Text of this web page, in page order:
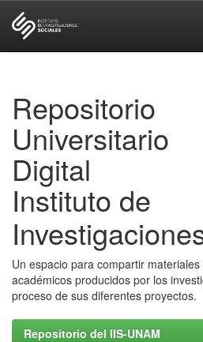
Repositorio
Universitario
Digital
Instituto de
Un espacio para compartir
académicos producidos por los
proceso de sus diferentes proyectos.
Repositorio del IIS-UNAM